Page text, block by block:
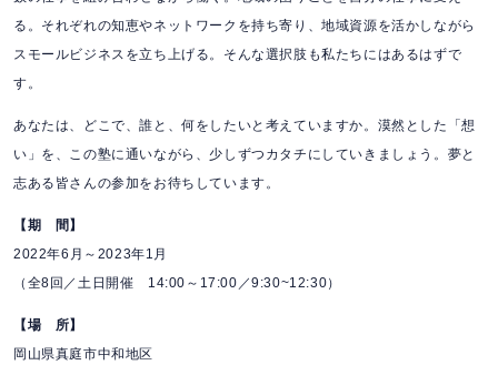
る。それぞれの知恵やネットワークを持ち寄り、地域資源を活かしながら
スモールビジネスを立ち上げる。そんな選択肢も私たちにはあるはずで
す。
あなたは、どこで、誰と、何をしたいと考えていますか。漠然とした「想
い」を、この塾に通いながら、少しずつカタチにしていきましょう。夢と
志ある皆さんの参加をお待ちしています。
【期 間】
2022年6月～2023年1月
（全8回／土日開催 14:00～17:00／9:30~12:30）
【場 所】
岡山県真庭市中和地区